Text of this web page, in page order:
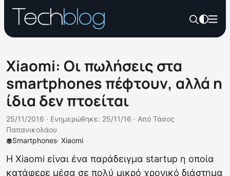
Xiaomi: Οι πωλήσεις στα
smartphones πέφτουν, αλλά η
ίδια δεν πτοείται
Smartphones· Xiaomi
25/11/2016 · Ενημερώθηκε: 25/11/16 · Από Τάσος
Παπανικολάου
H Xiaomi είναι ένα παράδειγμα startup η οποία
κατάφερε μέσα σε πολύ μικρό χρονικό διάστημα